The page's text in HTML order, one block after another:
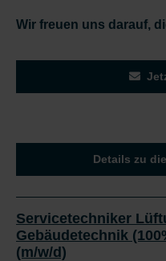
Wir freuen uns darauf,
Details zu
Servicetechniker
Gebäudetechnik
(m/w/d)